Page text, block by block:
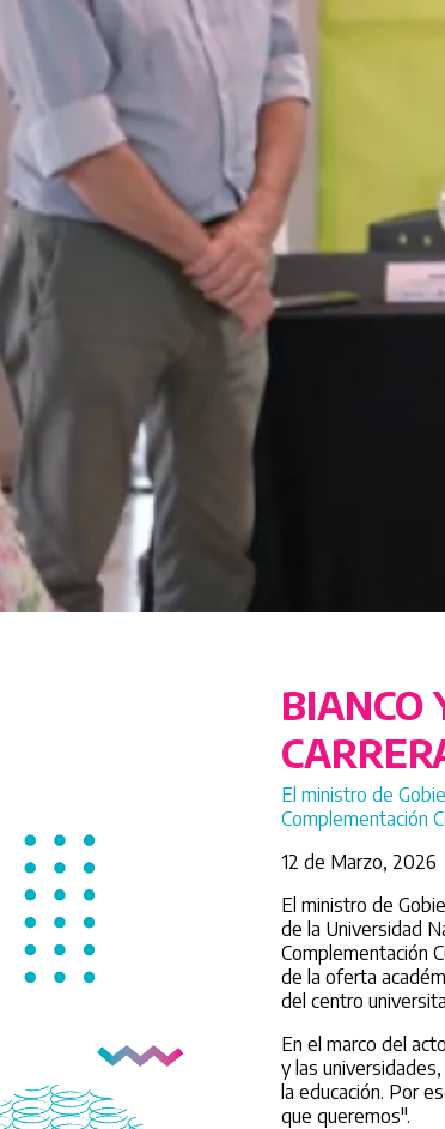
BIANCO
El ministro de
Complementación
12 de Marzo, 2026
El ministro de
de la Universidad
Complementación
de la oferta
del centro
En el marco del
y las
la educación. Por
que queremos".